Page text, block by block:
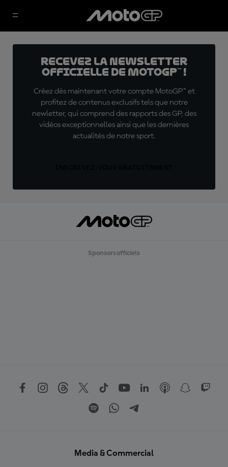
Recevez la Newsletter
officielle de MotoGP™ !
Créez dès maintenant votre compte MotoGP™ et
profitez de contenus exclusifs tels que notre
newletter, qui comprend des rapports des GP, des
vidéos exceptionnelles ainsi que les dernières
actualités de notre sport.
Sponsors officiels
Media & Commercial